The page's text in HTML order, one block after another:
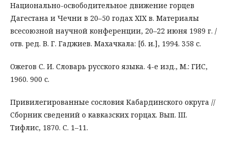
Национально-освободительное движение горцев
Дагестана и Чечни в 20–50 годах XIX в. Материалы
всесоюзной научной конференции, 20–22 июня 1989 г. /
отв. ред. В. Г. Гаджиев. Махачкала: [б. и.], 1994. 358 с.
Ожегов С. И. Словарь русского языка. 4-е изд., М.: ГИС,
1960. 900 с.
Привилегированные сословия Кабардинского округа //
Сборник сведений о кавказских горцах. Вып. III.
Тифлис, 1870. С. 1–11.